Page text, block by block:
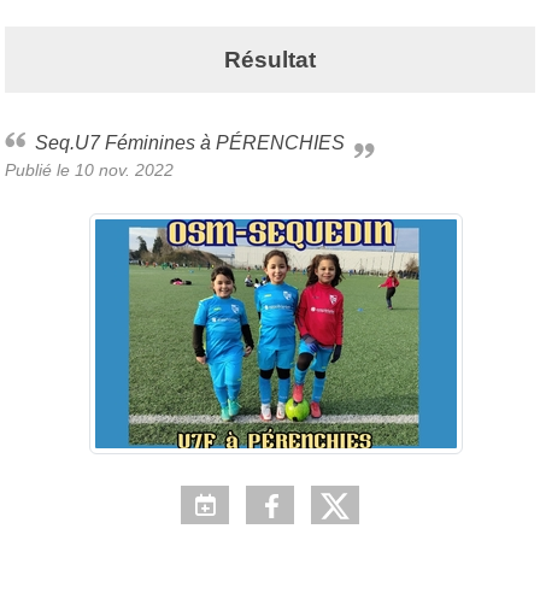
Résultat
Seq.U7 Féminines à PÉRENCHIES
Publié le 10 nov. 2022